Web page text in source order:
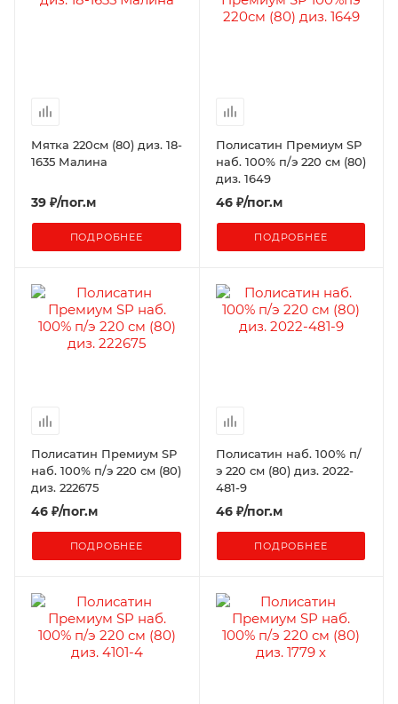
Мятка 220см (80) диз. 18-
1635 Малина
39 ₽/пог.м
ПОДРОБНЕЕ
Полисатин Премиум SP
наб. 100% п/э 220 см (80)
диз. 1649
46₽/пог.м
ПОДРОБНЕЕ
Полисатин Премиум SP
наб. 100% п/э 220 см (80)
диз. 222675
46 ₽/пог.м
ПОДРОБНЕЕ
Полисатин наб. 100% п/
э 220 см (80) диз. 2022-
481-9
46₽/пог.м
ПОДРОБНЕЕ